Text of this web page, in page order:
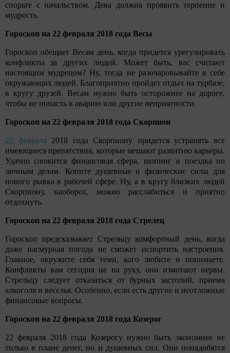
спорьте с начальством. Дева должна проявить терпение и
мудрость.
Гороскоп на 22 февраля 2018 года Весы
Гороскоп обещает Весам день, когда придется урегулировать
конфликты за других людей. Может быть, вас считают
настоящим мудрецом? Ну, тогда не разочаровывайте в себе
окружающих людей. Благоприятно пройдет отдых на турбазе,
в кругу друзей. Весам нужно быть осторожнее на дороге,
чтобы не попасть в аварию или другие неприятности.
Гороскоп на 22 февраля 2018 года Скорпион
22 февраля2018 года Скорпиону придется устранять все
имеющиеся препятствия, которые мешают развитию карьеры.
Удачно сложится финансовая сфера, шопинг и поездка по
личным делам. Копите душевные и физические силы для
нового рывка в рабочей сфере. Ну, а в кругу близких людей
Скорпиону, наоборот, можно расслабиться и приятно
отдохнуть.
Гороскоп на 22 февраля 2018 года Стрелец
Гороскоп предсказывает Стрельцу комфортный день, когда
даже пасмурная погода не сможет испортить настроения.
Главное, окружите себя теми, кого любите и понимаете.
Конфликты вам сегодня не на руку, они измотают нервы.
Стрельцу следует отказаться от бурных застолий, приема
алкоголя и веселья. Особенно, если есть другие и неотложные
финансовые вопросы.
Гороскоп на 22 февраля 2018 года Козерог
22 февраля 2018 года Козерогу нужно быть экономнее не
только в плане денег, но и душевных сил. Они понадобятся